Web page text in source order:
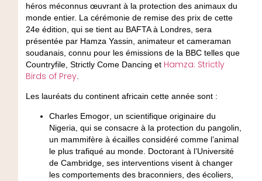
héros méconnus œuvrant à la protection des animaux du
monde entier. La cérémonie de remise des prix de cette
24e édition, qui se tient au BAFTA à Londres, sera
présentée par Hamza Yassin, animateur et cameraman
soudanais, connu pour les émissions de la BBC telles que
Countryfile, Strictly Come Dancing et Hamza: Strictly
Birds of Prey.
Les lauréats du continent africain cette année sont :
Charles Emogor, un scientifique originaire du
Nigeria, qui se consacre à la protection du pangolin,
un mammifère à écailles considéré comme l’animal
le plus trafiqué au monde. Doctorant à l’Université
de Cambridge, ses interventions visent à changer
les comportements des braconniers, des écoliers,